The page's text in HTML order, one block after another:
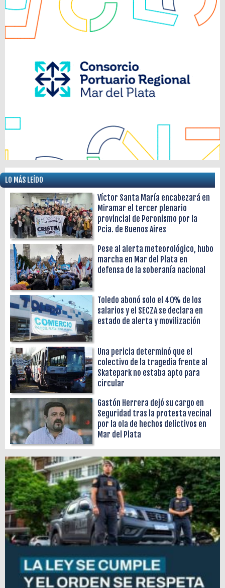
LO MÁS LEÍDO
Víctor Santa María encabezará en
Miramar el tercer plenario
provincial de Peronismo por la
Pcia. de Buenos Aires
Pese al alerta meteorológico, hubo
marcha en Mar del Plata en
defensa de la soberanía nacional
Toledo abonó solo el 40% de los
salarios y el SECZA se declara en
estado de alerta y movilización
Una pericia determinó que el
colectivo de la tragedia frente al
Skatepark no estaba apto para
circular
Gastón Herrera dejó su cargo en
Seguridad tras la protesta vecinal
por la ola de hechos delictivos en
Mar del Plata